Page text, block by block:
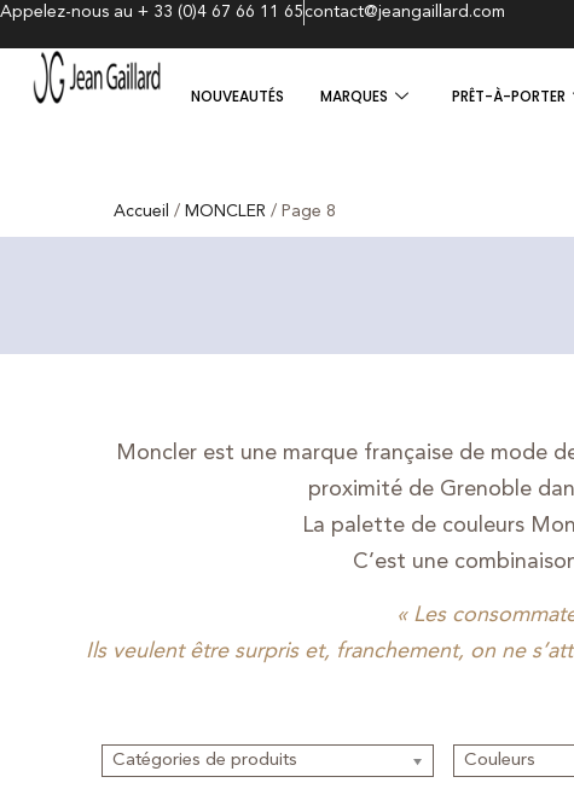
Appelez-nous au + 33 (0)4 67 66 11 65contact@jeangaillard.com
NOUVEAUTÉS MARQUES PRÊT-À-PORTER
Accueil / MONCLER / Page 8
Moncler est une marque française de mode
proximité de Grenoble
La palette de couleurs
C’est une
« Les
Ils veulent être surpris et, franchement, on ne
Catégories de produits Couleurs